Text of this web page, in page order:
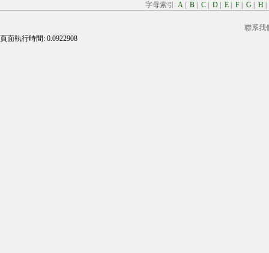
字母索引: A B C D E F G H
聯系我
頁面執行時間: 0.0922908